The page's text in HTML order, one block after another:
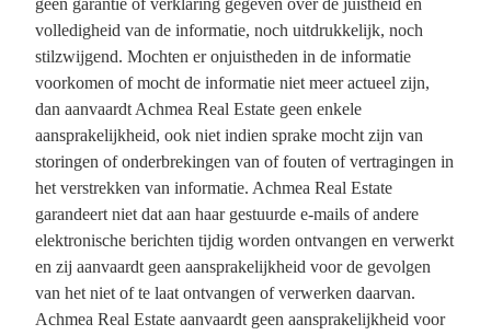
geen garantie of verklaring gegeven over de juistheid en
volledigheid van de informatie, noch uitdrukkelijk, noch
stilzwijgend. Mochten er onjuistheden in de informatie
voorkomen of mocht de informatie niet meer actueel zijn,
dan aanvaardt Achmea Real Estate geen enkele
aansprakelijkheid, ook niet indien sprake mocht zijn van
storingen of onderbrekingen van of fouten of vertragingen in
het verstrekken van informatie. Achmea Real Estate
garandeert niet dat aan haar gestuurde e-mails of andere
elektronische berichten tijdig worden ontvangen en verwerkt
en zij aanvaardt geen aansprakelijkheid voor de gevolgen
van het niet of te laat ontvangen of verwerken daarvan.
Achmea Real Estate aanvaardt geen aansprakelijkheid voor